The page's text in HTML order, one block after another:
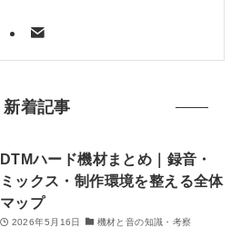
新着記事
DTMハード機材まとめ｜録音・
ミックス・制作環境を整える全体
マップ
2026年5月16日 機材と音の知識・考察